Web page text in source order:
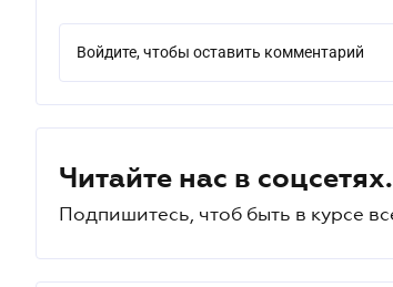
Войдите, чтобы оставить комментарий
Читайте нас в соцсетях.
Подпишитесь, чтоб быть в курсе